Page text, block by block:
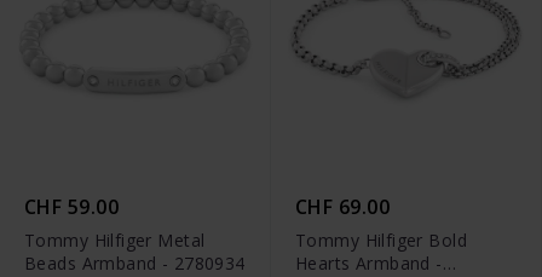
CHF 59.00
Tommy Hilfiger Metal
Beads Armband - 2780934
CHF 69.00
Tommy Hilfiger Bold
Hearts Armband -